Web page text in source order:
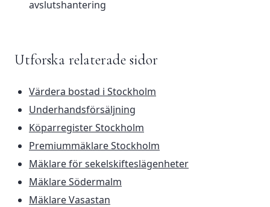
avslutshantering
Utforska relaterade sidor
Värdera bostad i Stockholm
Underhandsförsäljning
Köparregister Stockholm
Premiummäklare Stockholm
Mäklare för sekelskifteslägenheter
Mäklare Södermalm
Mäklare Vasastan